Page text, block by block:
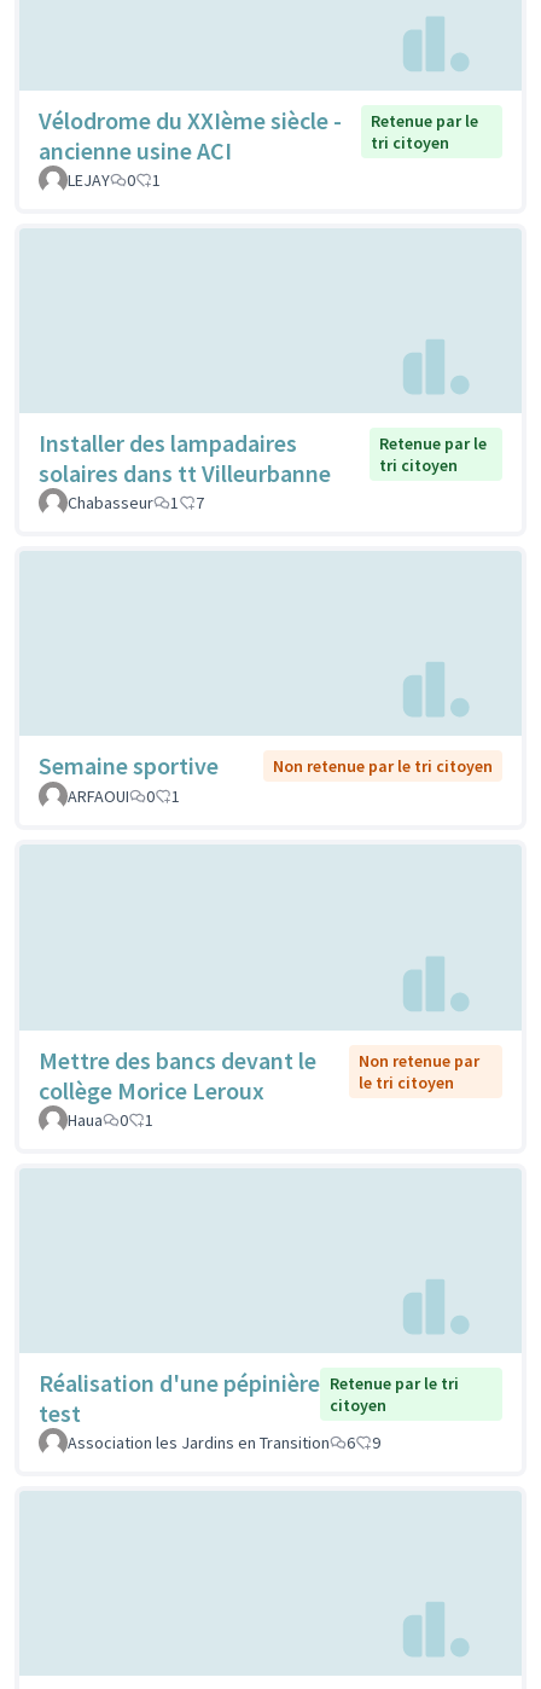
Vélodrome du XXIème siècle -
ancienne usine ACI
Retenue par le
tri citoyen
LEJAY
0 1
Installer des lampadaires
solaires dans tt Villeurbanne
Retenue par le
tri citoyen
Chabasseur
1 7
Semaine sportive
Non retenue par le tri citoyen
ARFAOUI
0 1
Mettre des bancs devant le
collège Morice Leroux
Non retenue par
le tri citoyen
Haua
0 1
Réalisation d'une pépinière
test
Retenue par le tri
citoyen
Association les Jardins en Transition
6 9